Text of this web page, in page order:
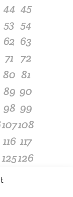
44 45
53 54
62 63
71 72
80 81
89 90
98 99
107108
116 117
125126
134